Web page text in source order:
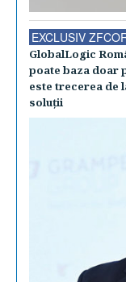
EXCLUSIV
GlobalLogic
poate baza doar
este trecerea de
soluţii